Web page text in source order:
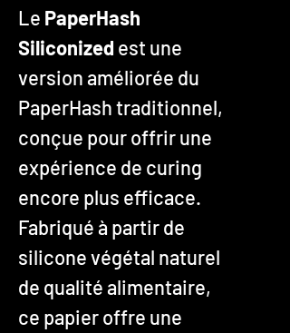
Le PaperHash
Siliconized est une
version améliorée du
PaperHash traditionnel,
conçue pour offrir une
expérience de curing
encore plus efficace.
Fabriqué à partir de
silicone végétal naturel
de qualité alimentaire,
ce papier offre une